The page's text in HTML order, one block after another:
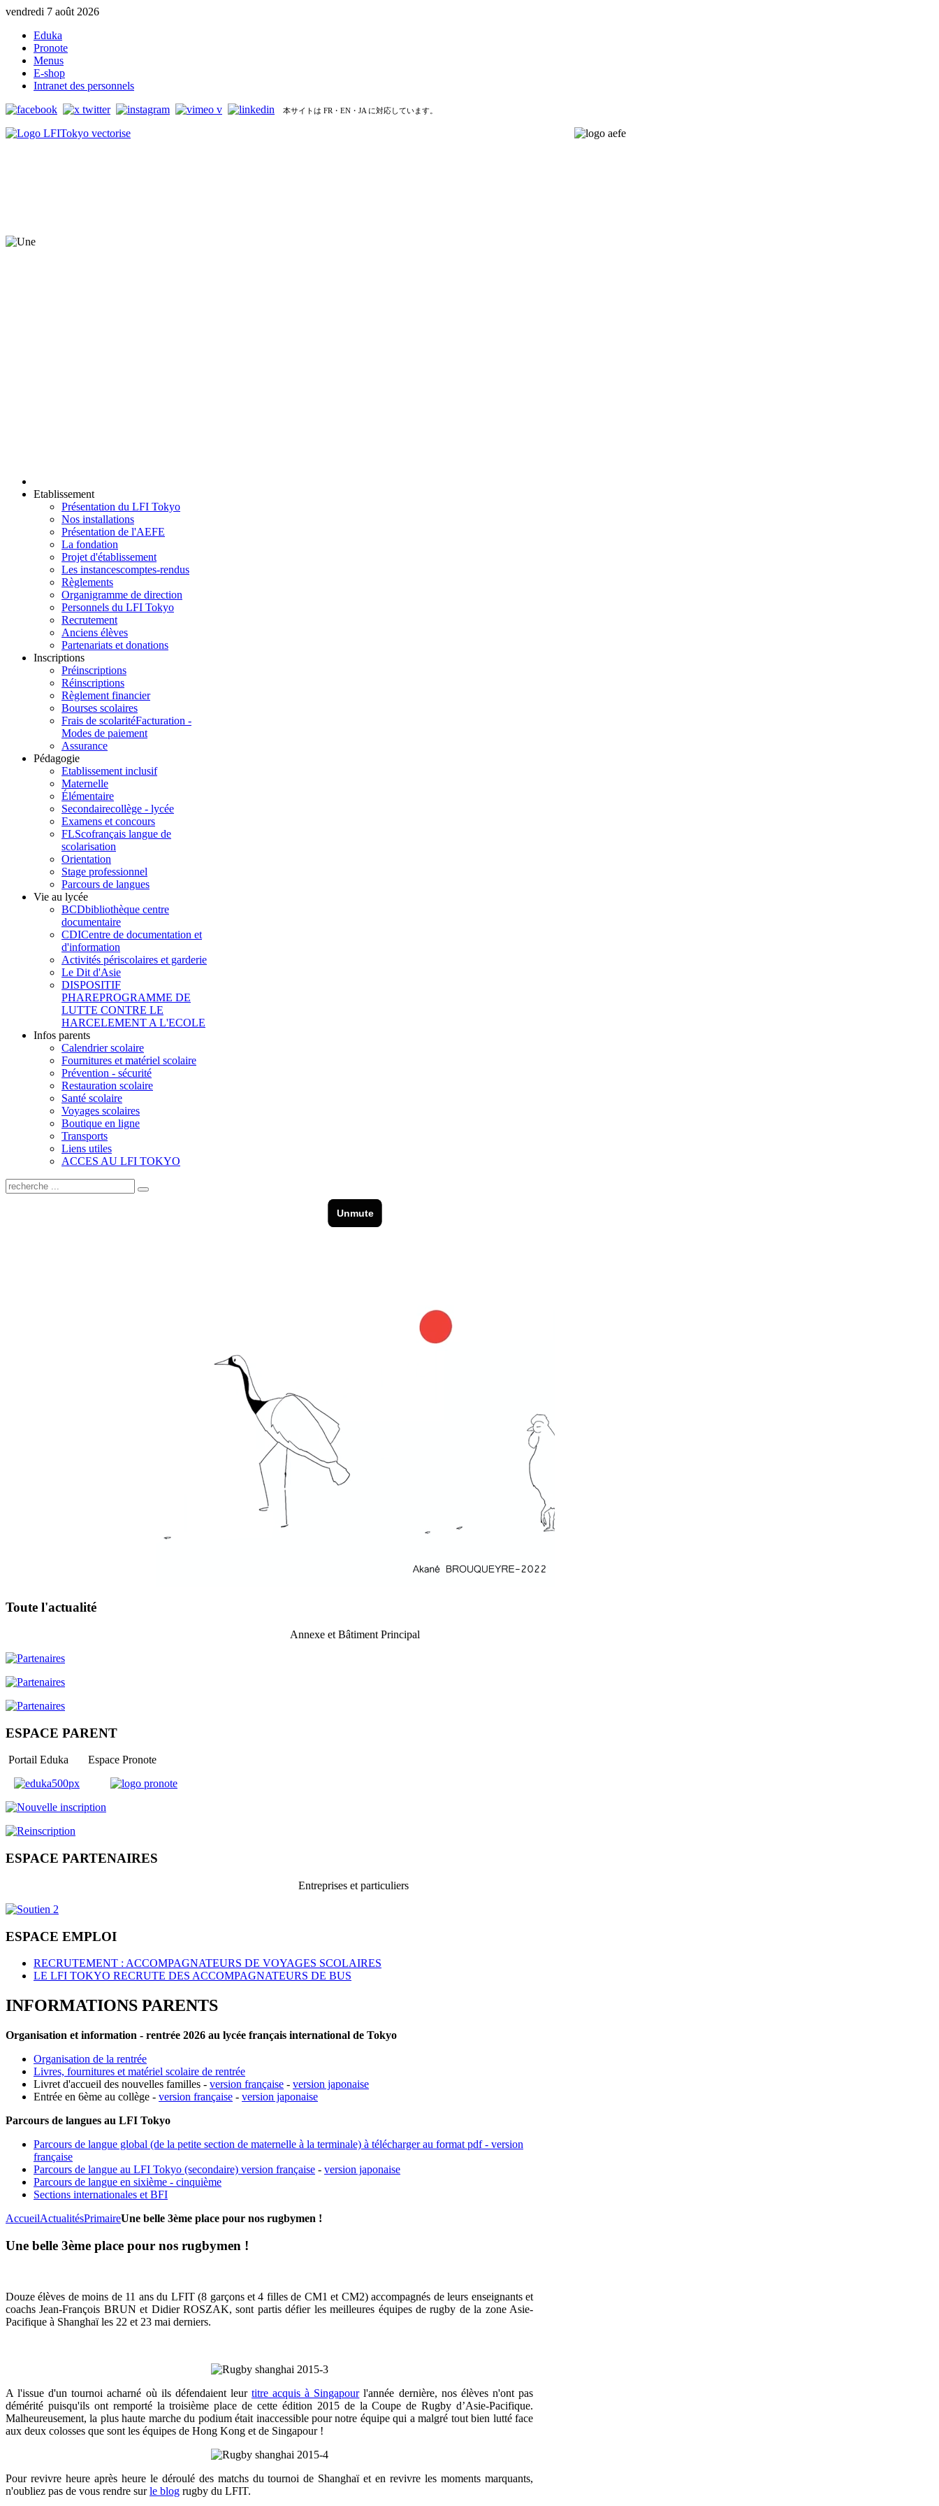
vendredi 7 août 2026
Eduka
Pronote
Menus
E-shop
Intranet des personnels
本サイトは FR・EN・JA に対応しています。
Etablissement
Présentation du LFI Tokyo
Nos installations
Présentation de l'AEFE
La fondation
Projet d'établissement
Les instancescomptes-rendus
Règlements
Organigramme de direction
Personnels du LFI Tokyo
Recrutement
Anciens élèves
Partenariats et donations
Inscriptions
Préinscriptions
Réinscriptions
Règlement financier
Bourses scolaires
Frais de scolaritéFacturation -
Modes de paiement
Assurance
Pédagogie
Etablissement inclusif
Maternelle
Élémentaire
Secondairecollège - lycée
Examens et concours
FLScofrançais langue de
scolarisation
Orientation
Stage professionnel
Parcours de langues
Vie au lycée
BCDbibliothèque centre
documentaire
CDICentre de documentation et
d'information
Activités périscolaires et garderie
Le Dit d'Asie
DISPOSITIF
PHAREPROGRAMME DE
LUTTE CONTRE LE
HARCELEMENT A L'ECOLE
Infos parents
Calendrier scolaire
Fournitures et matériel scolaire
Prévention - sécurité
Restauration scolaire
Santé scolaire
Voyages scolaires
Boutique en ligne
Transports
Liens utiles
ACCES AU LFI TOKYO
Toute l'actualité
Annexe et Bâtiment Principal
ESPACE PARENT
Portail Eduka Espace Pronote
ESPACE PARTENAIRES
Entreprises et particuliers
ESPACE EMPLOI
RECRUTEMENT : ACCOMPAGNATEURS DE VOYAGES SCOLAIRES
LE LFI TOKYO RECRUTE DES ACCOMPAGNATEURS DE BUS
INFORMATIONS PARENTS
Organisation et information - rentrée 2026 au lycée français international de Tokyo
Organisation de la rentrée
Livres, fournitures et matériel scolaire de rentrée
Livret d'accueil des nouvelles familles - version française - version japonaise
Entrée en 6ème au collège - version française - version japonaise
Parcours de langues au LFI Tokyo
Parcours de langue global (de la petite section de maternelle à la terminale) à télécharger au format pdf - version
française
Parcours de langue au LFI Tokyo (secondaire) version française - version japonaise
Parcours de langue en sixième - cinquième
Sections internationales et BFI
AccueilActualitésPrimaireUne belle 3ème place pour nos rugbymen !
Une belle 3ème place pour nos rugbymen !
Douze élèves de moins de 11 ans du LFIT (8 garçons et 4 filles de CM1 et CM2)accompagnés de leurs enseignants et
coachs Jean-François BRUN et Didier ROSZAK, sont partis défier les meilleures équipes de rugby de la zone Asie-
Pacifique à Shanghaï les 22 et 23 mai derniers.
A l'issue d'un tournoi acharné où ils défendaient leur titre acquis à Singapourl'année dernière, nos élèves n'ont pas
démérité puisqu'ils ont remporté la troisième place de cette édition 2015 de la Coupe de Rugby d’Asie-Pacifique.
Malheureusement, la plus haute marche du podium était inaccessible pour notre équipe qui a malgré tout bien lutté face
aux deux colosses que sont les équipes de Hong Kong et de Singapour !
Pour revivre heure après heure le déroulé des matchs du tournoi de Shanghaï et en revivreles moments marquants,
n'oubliez pas de vous rendre surle blog rugby du LFIT.